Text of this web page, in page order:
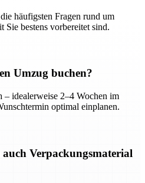
häufigsten Fragen rund um
Sie bestens vorbereitet sind.
Umzug buchen?
idealerweise 2–4 Wochen im
optimal einplanen.
Verpackungsmaterial